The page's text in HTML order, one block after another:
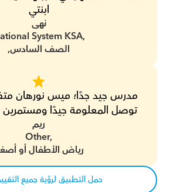
ابنتي
نهى
الصف السادس,
System KSA,
توصل المعلومة جيدًا ومستمرين
ريم
رياض الأطفال أو
Other,
حمل التطبيق لرؤية جميع